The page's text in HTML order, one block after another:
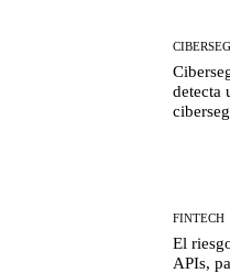
detecta
FINTECH
El
APIs,